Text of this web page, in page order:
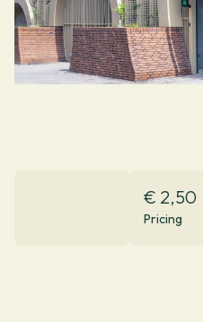
€ 2,50
Pricing